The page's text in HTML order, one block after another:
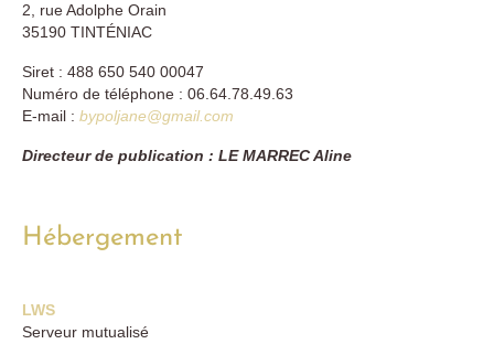
2, rue Adolphe Orain
35190 TINTÉNIAC
Siret : 488 650 540 00047
Numéro de téléphone : 06.64.78.49.63
E-mail : bypoljane@gmail.com
Directeur de publication : LE MARREC Aline
Hébergement
LWS
Serveur mutualisé